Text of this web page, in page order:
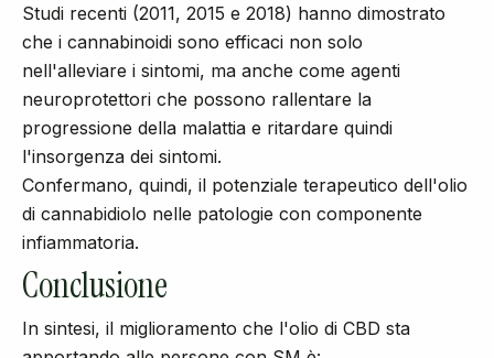
Studi recenti (2011, 2015 e 2018) hanno dimostrato
che i cannabinoidi sono efficaci non solo
nell'alleviare i sintomi, ma anche come agenti
neuroprotettori che possono rallentare la
progressione della malattia e ritardare quindi
l'insorgenza dei sintomi.
Confermano, quindi, il potenziale terapeutico dell'olio
di cannabidiolo nelle patologie con componente
infiammatoria.
Conclusione
In sintesi, il miglioramento che l'olio di CBD sta